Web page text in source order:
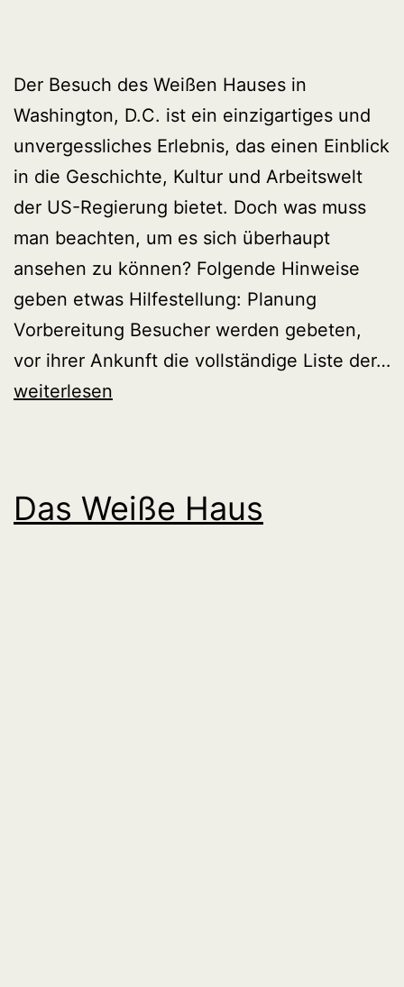
Der Besuch des Weißen Hauses in
Washington, D.C. ist ein einzigartiges und
unvergessliches Erlebnis, das einen Einblick
in die Geschichte, Kultur und Arbeitswelt
der US-Regierung bietet. Doch was muss
man beachten, um es sich überhaupt
ansehen zu können? Folgende Hinweise
geben etwas Hilfestellung: Planung
Vorbereitung Besucher werden gebeten,
vor ihrer Ankunft die vollständige Liste der…
Besuch
weiterlesen
Das Weiße Haus